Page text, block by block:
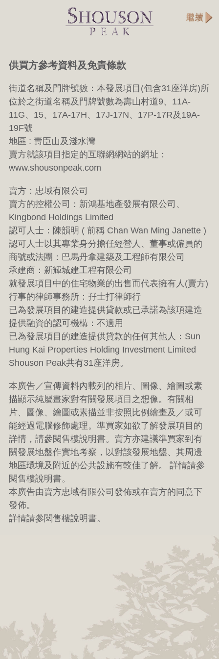
供買方參考資料及免責條款
街道名稱及門牌號數：本發展項目(包含31座洋房)所
位於之街道名稱及門牌號數為壽山村道9、11A-
11G、15、17A-17H、17J-17N、17P-17R及19A-
19F號
地區 : 壽臣山及淺水灣
賣方就該項目指定的互聯網網站的網址：
www.shousonpeak.com
賣方：忠域有限公司
賣方的控權公司：新鴻基地產發展有限公司、
Kingbond Holdings Limited
認可人士：陳韻明 ( 前稱 Chan Wan Ming Janette )
認可人士以其專業身分擔任經營人、董事或僱員的
商號或法團：巴馬丹拿建築及工程師有限公司
承建商：新輝城建工程有限公司
就發展項目中的住宅物業的出售而代表擁有人(賣方)
行事的律師事務所：孖士打律師行
已為發展項目的建造提供貸款或已承諾為該項建造
提供融資的認可機構：不適用
已為發展項目的建造提供貸款的任何其他人：Sun
Hung Kai Properties Holding Investment Limited
Shouson Peak共有31座洋房。
本廣告／宣傳資料內載列的相片、圖像、繪圖或素
描顯示純屬畫家對有關發展項目之想像。有關相
片、圖像、繪圖或素描並非按照比例繪畫及／或可
能經過電腦修飾處理。準買家如欲了解發展項目的
詳情，請參閱售樓說明書。賣方亦建議準買家到有
關發展地盤作實地考察，以對該發展地盤、其周邊
地區環境及附近的公共設施有較佳了解。 詳情請參
閱售樓說明書。
本廣告由賣方忠域有限公司發佈或在賣方的同意下
發佈。
詳情請參閱售樓說明書。